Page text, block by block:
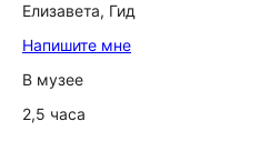
Елизавета, Гид
Напишите мне
В музее
2,5 часа